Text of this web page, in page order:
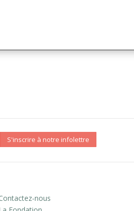
S'inscrire à notre infolettre
nous